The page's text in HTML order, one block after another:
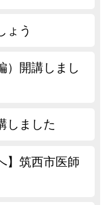
ょう
）開講しまし
しました
】筑西市医師